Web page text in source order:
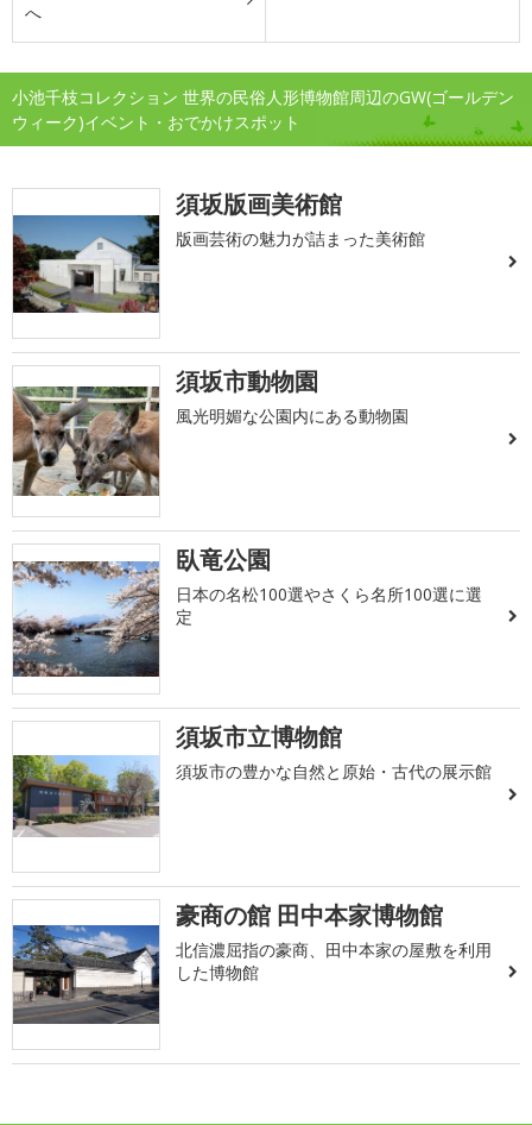
へ
小池千枝コレクション 世界の民俗人形博物館周辺のGW(ゴールデン
ウィーク)イベント・おでかけスポット
須坂版画美術館
版画芸術の魅力が詰まった美術館
須坂市動物園
風光明媚な公園内にある動物園
臥竜公園
日本の名松100選やさくら名所100選に選
定
須坂市立博物館
須坂市の豊かな自然と原始・古代の展示館
豪商の館 田中本家博物館
北信濃屈指の豪商、田中本家の屋敷を利用
した博物館